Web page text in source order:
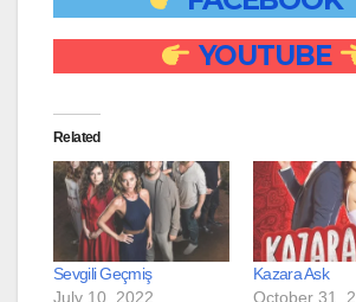
YOUTUBE
Related
Sevgili Geçmiş
July 10, 2022
Kazara Ask
October 31,